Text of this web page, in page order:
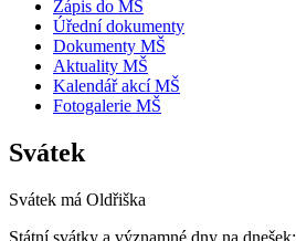
Zápis do MŠ
Úřední dokumenty
Dokumenty MŠ
Aktuality MŠ
Kalendář akcí MŠ
Fotogalerie MŠ
Svátek
Svátek má Oldřiška